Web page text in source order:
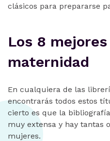
clásicos para prepararse
‍Los 8
maternidad
En cualquiera de las
encontrarás todos estos
cierto es que la
muy extensa y hay tantas
mujeres.